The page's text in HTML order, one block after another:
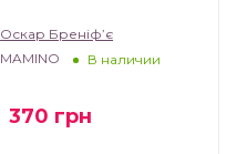
Оскар Бреніф’є
MAMINO
В наличии
370 грн